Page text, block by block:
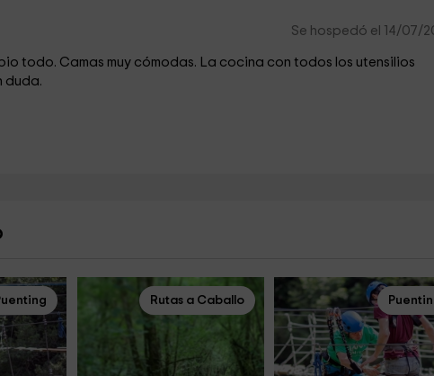
Se hospedó el 14/07/
todo. Camas muy cómodas. La cocina con todos los utensilios
duda.
Rutas a Caballo